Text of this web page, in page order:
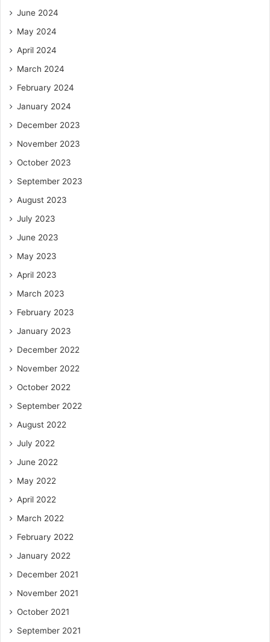
June 2024
May 2024
April 2024
March 2024
February 2024
January 2024
December 2023
November 2023
October 2023
September 2023
August 2023
July 2023
June 2023
May 2023
April 2023
March 2023
February 2023
January 2023
December 2022
November 2022
October 2022
September 2022
August 2022
July 2022
June 2022
May 2022
April 2022
March 2022
February 2022
January 2022
December 2021
November 2021
October 2021
September 2021